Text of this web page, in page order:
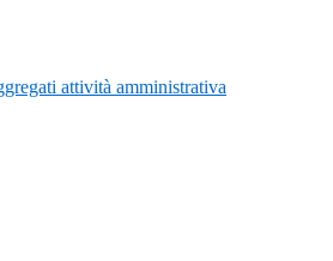
attività amministrativa